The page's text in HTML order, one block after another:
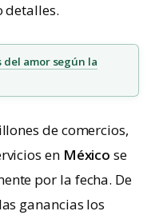
detalles.
del amor según la
de comercios,
en México se
por la fecha. De
ganancias los